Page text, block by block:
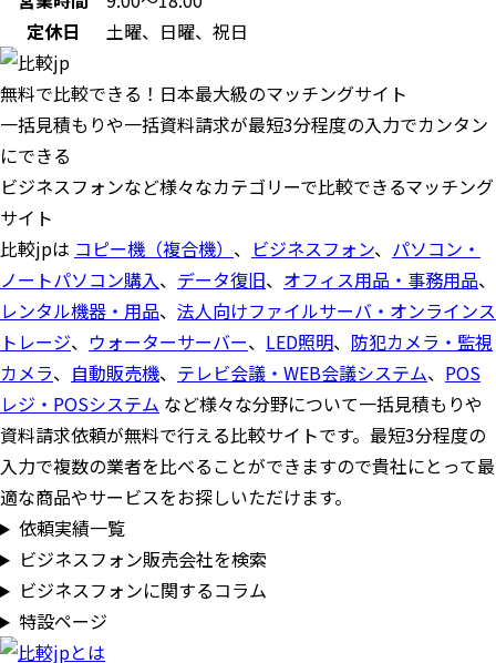
定休日
土曜、日曜、祝日
無料で比較できる！日本最大級のマッチングサイト
一括見積もりや一括資料請求が最短3分程度の入力でカンタン
にできる
ビジネスフォンなど様々なカテゴリーで比較できるマッチング
サイト
比較jpは コピー機（複合機） 、 ビジネスフォン、 パソコン・
ノートパソコン購入、 データ復旧、 オフィス用品・事務用品、
レンタル機器・用品、 法人向けファイルサーバ・オンラインス
トレージ、 ウォーターサーバー、 LED照明、 防犯カメラ・監視
カメラ、 自動販売機、 テレビ会議・WEB会議システム、 POS
レジ・POSシステム など様々な分野について一括見積もりや
資料請求依頼が無料で行える比較サイトです。最短3分程度の
入力で複数の業者を比べることができますので貴社にとって最
適な商品やサービスをお探しいただけます。
依頼実績一覧
ビジネスフォン販売会社を検索
ビジネスフォンに関するコラム
特設ページ